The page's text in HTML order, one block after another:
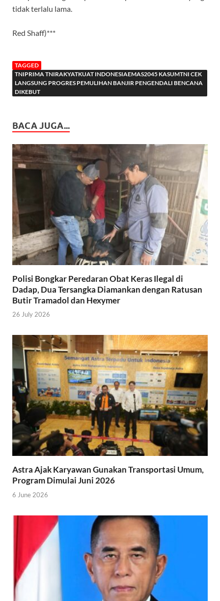
tidak terlalu lama.
Red Shaff)***
TAGGED
TNIPRIMA TNIRAKYATKUAT INDONESIAEMAS2045 KASUMTNI CEK
LANGSUNG PROGRES PEMULIHAN BANJIR PENGENDALI BENCANA
DIKEBUT
BACA JUGA...
Polisi Bongkar Peredaran Obat Keras Ilegal di
Dadap, Dua Tersangka Diamankan dengan Ratusan
Butir Tramadol dan Hexymer
26 July 2026
Astra Ajak Karyawan Gunakan Transportasi Umum,
Program Dimulai Juni 2026
6 June 2026